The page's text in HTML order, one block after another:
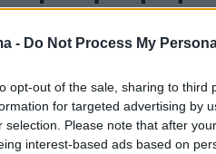
- Do Not Process My
opt-out of the sale, sharing to
for targeted advertising by
selection. Please note that after
interest-based ads based on
φωτογραφίζει την
δικηγόρου και προέδρου